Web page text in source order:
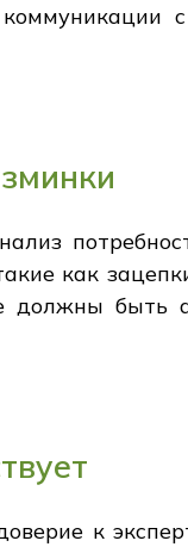
как
должны быть
к